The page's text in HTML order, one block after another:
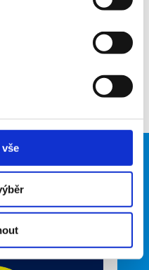
sportovní